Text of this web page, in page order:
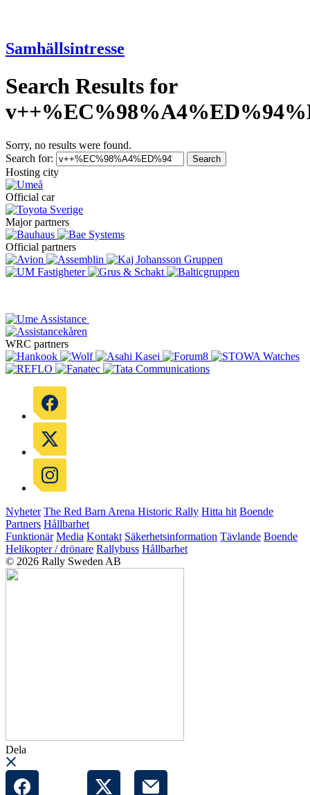
Samhällsintresse
Search Results for
Sorry, no results were found.
Search for:
Search
Hosting city
Official car
Major partners
Official partners
WRC partners
Nyheter The Red Barn Arena Historic Rally Hitta hit Boende
Partners Hållbarhet
Funktionär Media Kontakt Säkerhetsinformation Tävlande Boende
Helikopter / drönare Rallybuss Hållbarhet
© 2026 Rally Sweden AB
Dela